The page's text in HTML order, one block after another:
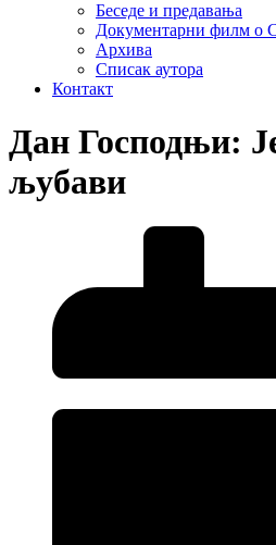
Беседе и предавања
Документарни филм о
Архива
Списак аутора
Контакт
Дан Господњи:
љубави